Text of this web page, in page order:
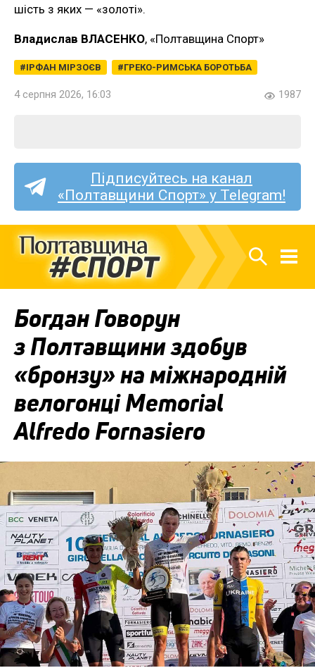
шість з яких — «золоті».
Владислав ВЛАСЕНКО, «Полтавщина Спорт»
ІРФАН МІРЗОЄВ ГРЕКО-РИМСЬКА БОРОТЬБА
4 серпня 2026, 16:03 1987
Підписуйтесь на канал
«Полтавщини Спорт» у Telegram!
Богдан Говорун
з Полтавщини здобув
«бронзу» на міжнародній
велогонці Memorial
Alfredo Fornasiero